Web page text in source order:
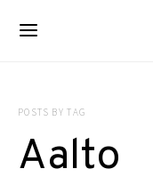
POSTS BY TAG
Aalto